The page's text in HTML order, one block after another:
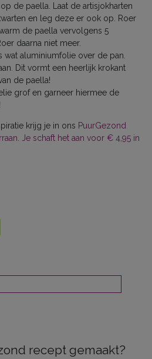
de paella. Laat de artisjokharten
en leg deze er ook op. Roer
de paella vervolgens 5
daarna niet meer.
wat aluminiumfolie over de pan.
Dit vormt een heerlijk krokant
de paella!
grof en garneer hiermee de
krijg je in ons PuurGezond
Je schaft het aan voor € 4,95 in
recept gemaakt?